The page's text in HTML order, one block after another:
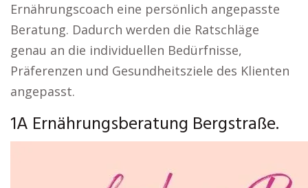
Ernährungscoach eine persönlich angepasste
Beratung. Dadurch werden die Ratschläge
genau an die individuellen Bedürfnisse,
Präferenzen und Gesundheitsziele des Klienten
angepasst.
1A Ernährungsberatung Bergstraße.